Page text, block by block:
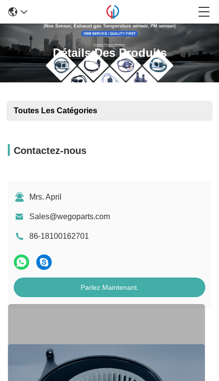
Détails Des Produits
Toutes Les Catégories
Contactez-nous
Mrs. April
Sales@wegoparts.com
86-18100162701
Parlez Maintenant.